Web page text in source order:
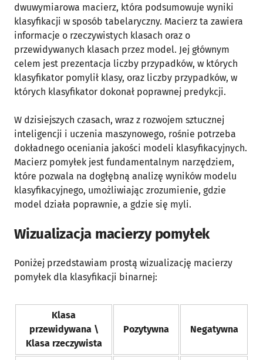
dwuwymiarowa macierz, która podsumowuje wyniki
klasyfikacji w sposób tabelaryczny. Macierz ta zawiera
informacje o rzeczywistych klasach oraz o
przewidywanych klasach przez model. Jej głównym
celem jest prezentacja liczby przypadków, w których
klasyfikator pomylił klasy, oraz liczby przypadków, w
których klasyfikator dokonał poprawnej predykcji.
W dzisiejszych czasach, wraz z rozwojem sztucznej
inteligencji i uczenia maszynowego, rośnie potrzeba
dokładnego oceniania jakości modeli klasyfikacyjnych.
Macierz pomyłek jest fundamentalnym narzędziem,
które pozwala na dogłębną analizę wyników modelu
klasyfikacyjnego, umożliwiając zrozumienie, gdzie
model działa poprawnie, a gdzie się myli.
Wizualizacja macierzy pomyłek
Poniżej przedstawiam prostą wizualizację macierzy
pomyłek dla klasyfikacji binarnej:
Klasa
przewidywana \
Klasa rzeczywista
Pozytywna Negatywna